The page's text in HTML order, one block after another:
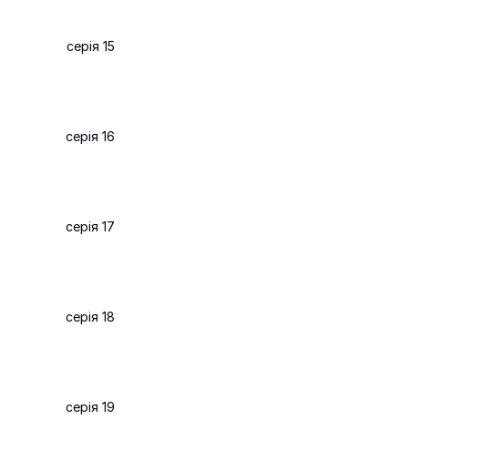
серія 15
серія 16
серія 17
серія 18
серія 19